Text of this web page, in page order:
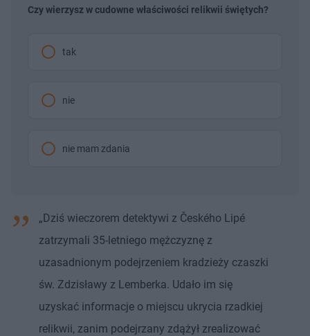
Czy wierzysz w cudowne właściwości relikwii świętych?
tak
nie
nie mam zdania
„Dziś wieczorem detektywi z Českého Lipé
zatrzymali 35-letniego mężczyznę z
uzasadnionym podejrzeniem kradzieży czaszki
św. Zdzisławy z Lemberka. Udało im się
uzyskać informacje o miejscu ukrycia rzadkiej
relikwii, zanim podejrzany zdążył zrealizować